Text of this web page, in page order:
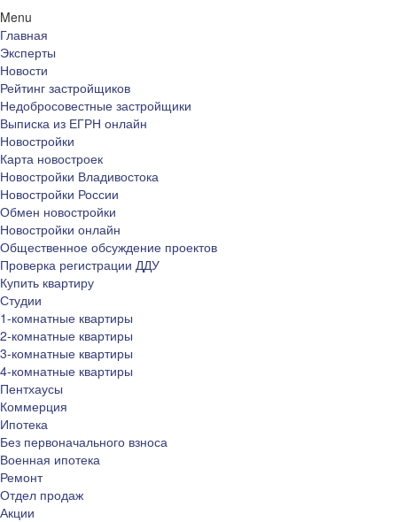
Menu
Главная
Эксперты
Новости
Рейтинг застройщиков
Недобросовестные застройщики
Выписка из ЕГРН онлайн
Новостройки
Карта новостроек
Новостройки Владивостока
Новостройки России
Обмен новостройки
Новостройки онлайн
Общественное обсуждение проектов
Проверка регистрации ДДУ
Купить квартиру
Студии
1-комнатные квартиры
2-комнатные квартиры
3-комнатные квартиры
4-комнатные квартиры
Пентхаусы
Коммерция
Ипотека
Без первоначального взноса
Военная ипотека
Ремонт
Отдел продаж
Акции